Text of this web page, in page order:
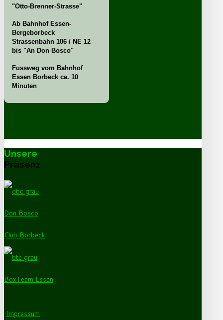
"Otto-Brenner-Strasse"
Ab Bahnhof Essen-
Bergeborbeck
Strassenbahn 106 / NE 12
bis "An Don Bosco"
Fussweg vom Bahnhof
Essen Borbeck ca. 10
Minuten
Unsere
Präsenz
Don Bosco
Club Borbeck
BoxTeam Essen
Impressum